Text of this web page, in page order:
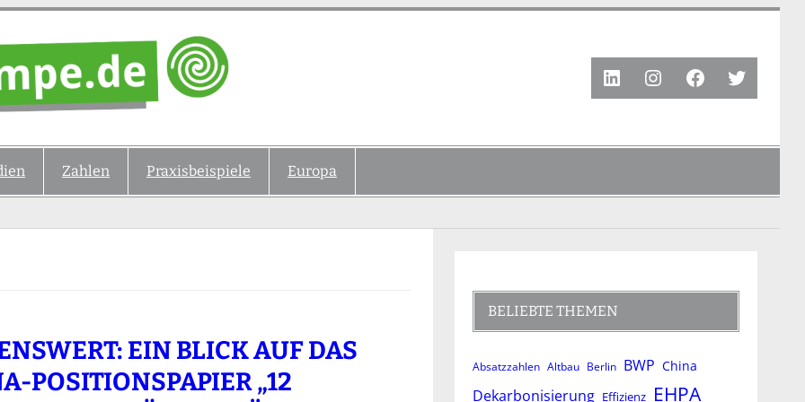
LinkedInInstagram
Facebook
Twitter
Zahlen Praxisbeispiele Europa
EIN BLICK AUF DAS
POSITIONSPAPIER „12
BELIEBTE THEMEN
Absatzzahlen Altbau Berlin BWP China
Dekarbonisierung Effizienz EHPA